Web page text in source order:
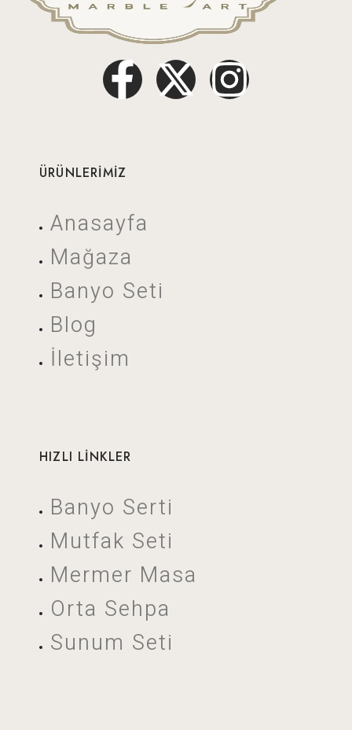
ÜRÜNLERİMİZ
Anasayfa
Mağaza
Banyo Seti
Blog
İletişim
HIZLI LİNKLER
Banyo Serti
Mutfak Seti
Mermer Masa
Orta Sehpa
Sunum Seti